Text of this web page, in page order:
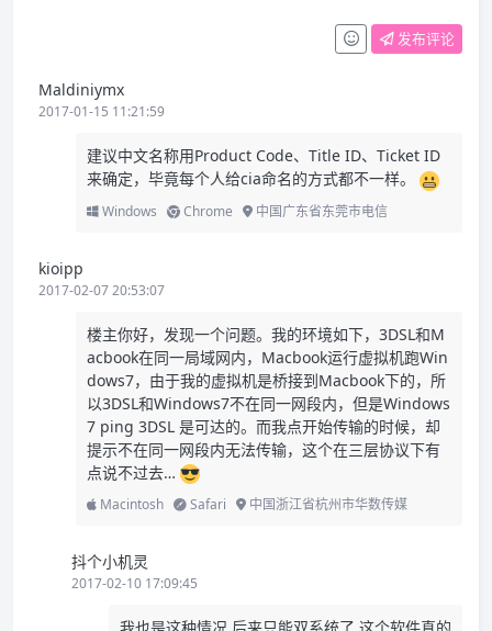
发布评论
Maldiniymx
2017-01-15 11:21:59
建议中文名称用Product Code、Title ID、Ticket ID
来确定，毕竟每个人给cia命名的方式都不一样。
Windows Chrome 中国广东省东莞市电信
kioipp
2017-02-07 20:53:07
楼主你好，发现一个问题。我的环境如下，3DSL和M
acbook在同一局域网内，Macbook运行虚拟机跑Win
dows7，由于我的虚拟机是桥接到Macbook下的，所
以3DSL和Windows7不在同一网段内，但是Windows
7 ping 3DSL 是可达的。而我点开始传输的时候，却
提示不在同一网段内无法传输，这个在三层协议下有
点说不过去…
Macintosh Safari 中国浙江省杭州市华数传媒
抖个小机灵
2017-02-10 17:09:45